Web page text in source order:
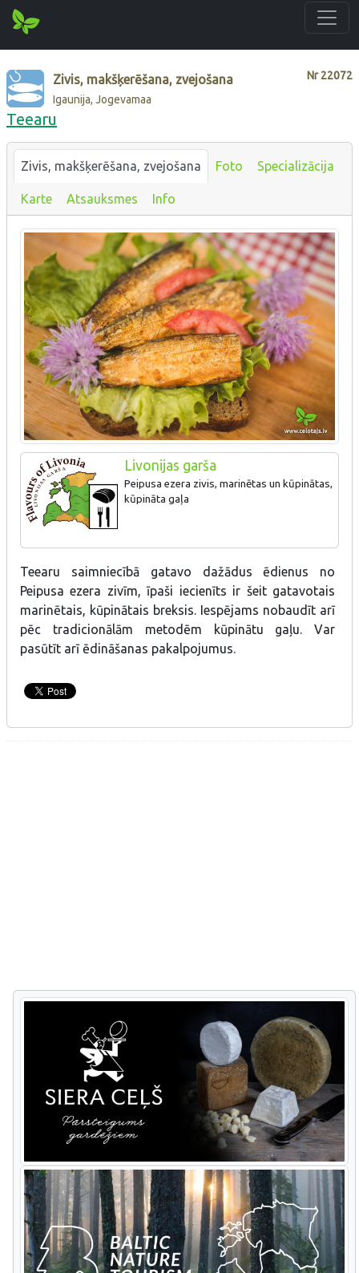
Nr22072
Zivis, makšķerēšana, zvejošana
Igaunija, Jogevamaa
Teearu
Zivis, makšķerēšana, zvejošana Foto Specializācija
Karte Atsauksmes Info
Livonijas garša
Peipusa ezera zivis, marinētas un kūpinātas,
kūpināta gaļa
Teearu saimniecībā gatavo dažādus ēdienus no
Peipusa ezera zivīm, īpaši iecienīts ir šeit gatavotais
marinētais, kūpinātais breksis. Iespējams nobaudīt arī
pēc tradicionālām metodēm kūpinātu gaļu. Var
pasūtīt arī ēdināšanas pakalpojumus.